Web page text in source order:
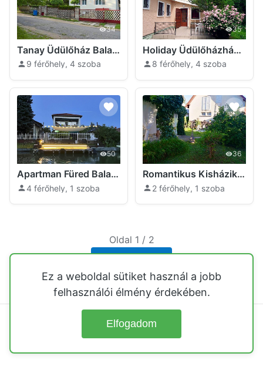
34
Tanay Üdülőház Balatonfüred
9 férőhely, 4 szoba
35
Holiday Üdülőházház Balatonfüred
8 férőhely, 4 szoba
50
Apartman Füred Balatonfüred
4 férőhely, 1 szoba
36
Romantikus Kisházikó Balatonfüred
2 férőhely, 1 szoba
Oldal 1 / 2
Ez a weboldal sütiket használ a jobb
felhasználói élmény érdekében.
Elfogadom